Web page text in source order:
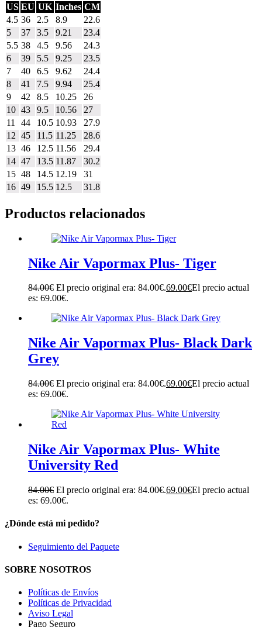
US EU UK Inches CM
4.5 36 2.5 8.9
22.6
5
37 3.5 9.21
23.4
5.5 38 4.5 9.56
24.3
6
39 5.5 9.25
23.5
7
40 6.5 9.62
24.4
8
41 7.5 9.94
25.4
9
42 8.5 10.25
26
10 43 9.5 10.56
27
11
44 10.5 10.93
27.9
12 45 11.5 11.25
28.6
13 46 12.5 11.56
29.4
14 47 13.5 11.87
30.2
15 48 14.5 12.19
31
16 49 15.5 12.5 31.8
Productos relacionados
Nike Air Vapormax Plus- Tiger
84.00€ El precio original era: 84.00€.69.00€El precio actual
es: 69.00€.
Nike Air Vapormax Plus- Black Dark
Grey
84.00€ El precio original era: 84.00€.69.00€El precio actual
es: 69.00€.
Nike Air Vapormax Plus- White
University Red
84.00€ El precio original era: 84.00€.69.00€El precio actual
es: 69.00€.
¿Dónde está mi pedido?
Seguimiento del Paquete
SOBRE NOSOTROS
Políticas de Envíos
Políticas de Privacidad
Aviso Legal
Pago Seguro